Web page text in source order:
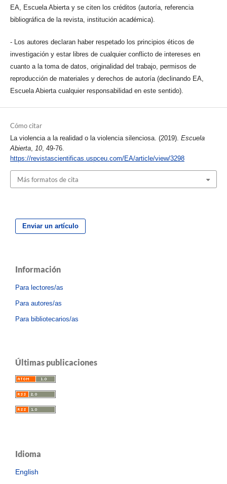
EA, Escuela Abierta y se citen los créditos (autoría, referencia
bibliográfica de la revista, institución académica).
- Los autores declaran haber respetado los principios éticos de
investigación y estar libres de cualquier conflicto de intereses en
cuanto a la toma de datos, originalidad del trabajo, permisos de
reproducción de materiales y derechos de autoría (declinando EA,
Escuela Abierta cualquier responsabilidad en este sentido).
Cómo citar
La violencia a la realidad o la violencia silenciosa. (2019). Escuela
Abierta, 10, 49-76.
https://revistascientificas.uspceu.com/EA/article/view/3298
Más formatos de cita
Enviar un artículo
Información
Para lectores/as
Para autores/as
Para bibliotecarios/as
Últimas publicaciones
Idioma
English